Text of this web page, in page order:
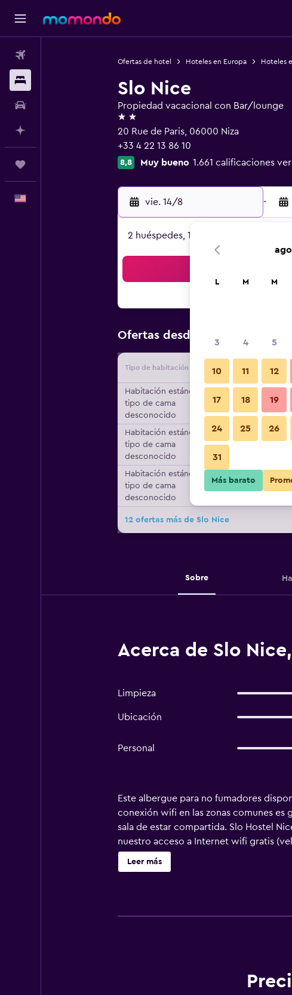
Ofertas de hotel Hoteles en Europa Hoteles
Slo Nice
Propiedad vacacional con Bar/lounge
2 estrellas
20 Rue de Paris, 06000 Niza
+33 4 22 13 86 10
8,8 Muy bueno 1.661 calificaciones
vie. 14/8 -
2 huéspedes, 1 habitación
Ofertas desde Oferta más
Tipo de habitación Proveedor
Habitación estándar,
tipo de cama
desconocido
Habitación estándar,
tipo de cama
desconocido
Habitación estándar,
tipo de cama
desconocido
12 ofertas más de Slo Nice
Sobre
Acerca de Slo
Limpieza
Ubicación
Personal
Este albergue para no fumadores
conexión wifi en las zonas comunes es
sala de estar compartida. Slo Hostel
nuestro acceso a Internet wifi gratis
equipados con ducha. Se ofrece
Leer más
L M M
3 4 5
10 11 12
17 18 19
24 25 26
31
Más barato